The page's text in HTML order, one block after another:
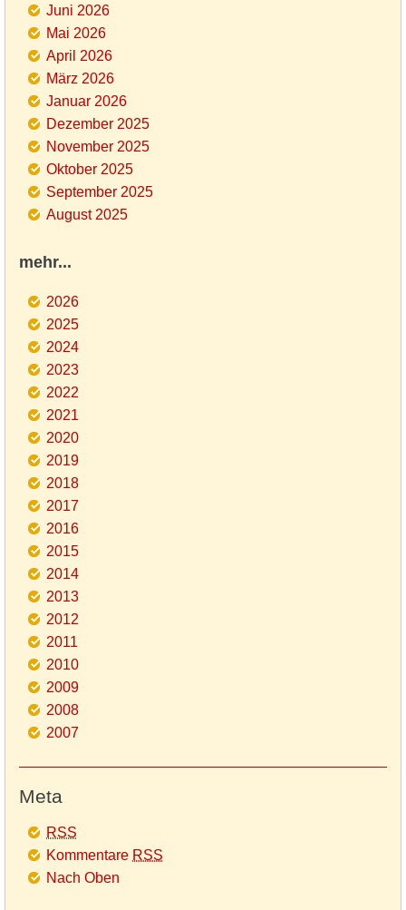
Juni 2026
Mai 2026
April 2026
März 2026
Januar 2026
Dezember 2025
November 2025
Oktober 2025
September 2025
August 2025
mehr...
2026
2025
2024
2023
2022
2021
2020
2019
2018
2017
2016
2015
2014
2013
2012
2011
2010
2009
2008
2007
Meta
RSS
Kommentare RSS
Nach Oben